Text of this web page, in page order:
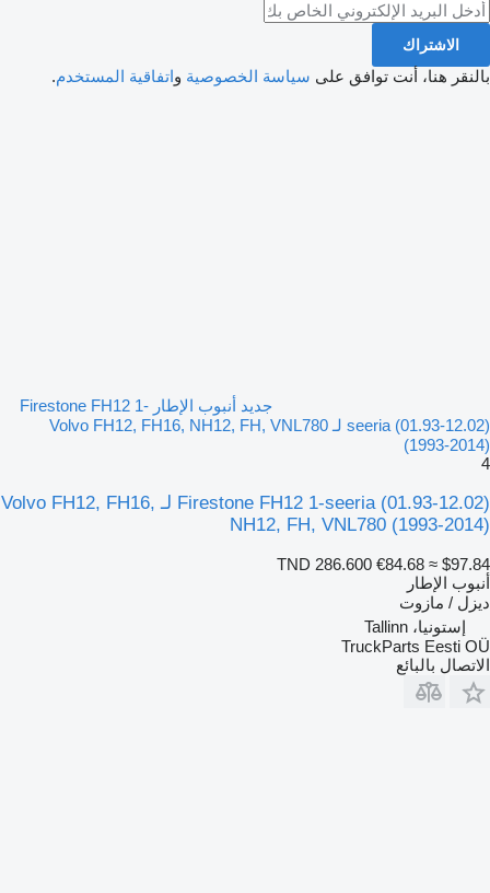
الاشتراك
بالنقر هنا، أنت توافق على سياسة الخصوصية واتفاقية المستخدم.
جديد أنبوب الإطار Firestone FH12 1-
seeria (01.93-12.02) لـ Volvo FH12, FH16, NH12, FH, VNL780
(1993-2014)
4
Firestone FH12 1-seeria (01.93-12.02) لـ Volvo FH12, FH16,
NH12, FH, VNL780 (1993-2014)
TND 286.600 €84.68 ≈ $97.84
أنبوب الإطار
ديزل / مازوت
إستونيا، Tallinn
TruckParts Eesti OÜ
الاتصال بالبائع